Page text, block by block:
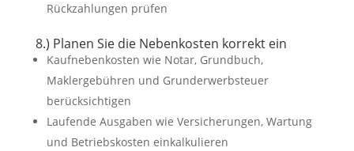
Rückzahlungen prüfen
8.) Planen Sie die Nebenkosten korrekt ein
Kaufnebenkosten wie Notar, Grundbuch,
Maklergebühren und Grunderwerbsteuer
berücksichtigen
Laufende Ausgaben wie Versicherungen, Wartung
und Betriebskosten einkalkulieren